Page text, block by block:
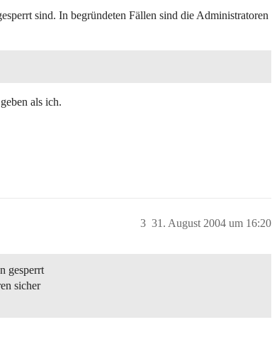
sind. In begründeten Fällen sind die Administratoren
als ich.
31. August 2004 um 16:20
3
gesperrt
sicher